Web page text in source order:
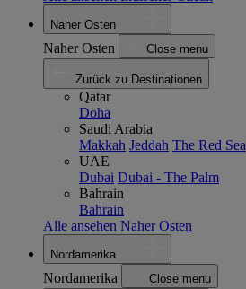
Naher Osten
Naher Osten Close menu
Zurück zu Destinationen
Qatar
Doha
Saudi Arabia
Makkah Jeddah The Red Sea
UAE
Dubai Dubai - The Palm
Bahrain
Bahrain
Alle ansehen Naher Osten
Nordamerika
Nordamerika Close menu